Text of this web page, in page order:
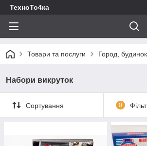
ТехноТо4ка
Товари та послуги Город,
Набори викруток
Сортування 0